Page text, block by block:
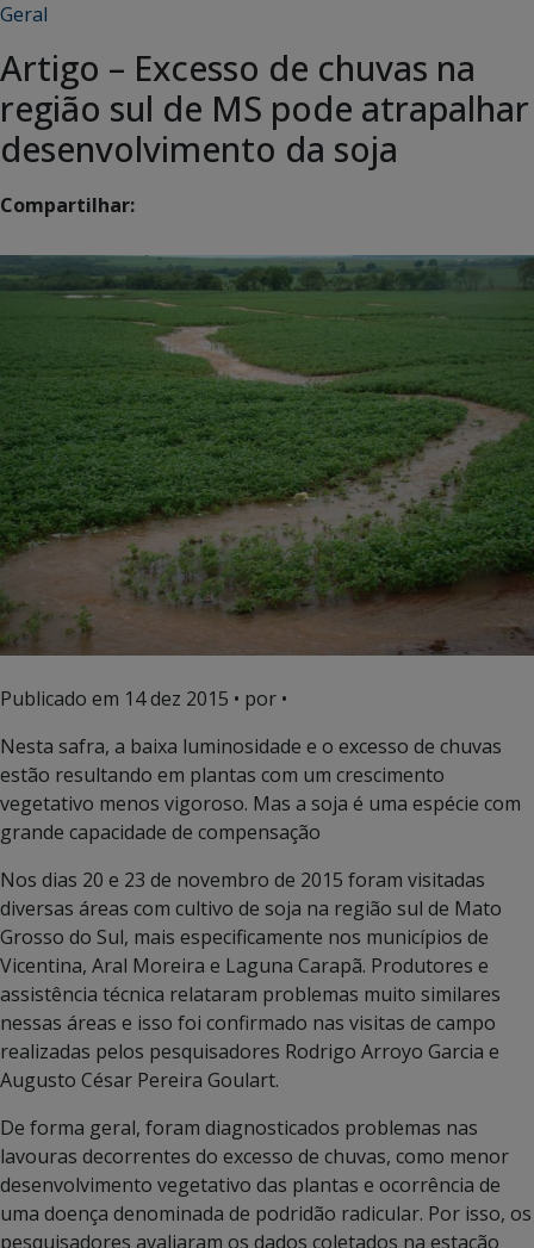
Geral
Artigo – Excesso de chuvas na
região sul de MS pode atrapalhar
desenvolvimento da soja
Compartilhar:
Publicado em 14 dez 2015 • por •
Nesta safra, a baixa luminosidade e o excesso de chuvas
estão resultando em plantas com um crescimento
vegetativo menos vigoroso. Mas a soja é uma espécie com
grande capacidade de compensação
Nos dias 20 e 23 de novembro de 2015 foram visitadas
diversas áreas com cultivo de soja na região sul de Mato
Grosso do Sul, mais especificamente nos municípios de
Vicentina, Aral Moreira e Laguna Carapã. Produtores e
assistência técnica relataram problemas muito similares
nessas áreas e isso foi confirmado nas visitas de campo
realizadas pelos pesquisadores Rodrigo Arroyo Garcia e
Augusto César Pereira Goulart.
De forma geral, foram diagnosticados problemas nas
lavouras decorrentes do excesso de chuvas, como menor
desenvolvimento vegetativo das plantas e ocorrência de
uma doença denominada de podridão radicular. Por isso, os
pesquisadores avaliaram os dados coletados na estação